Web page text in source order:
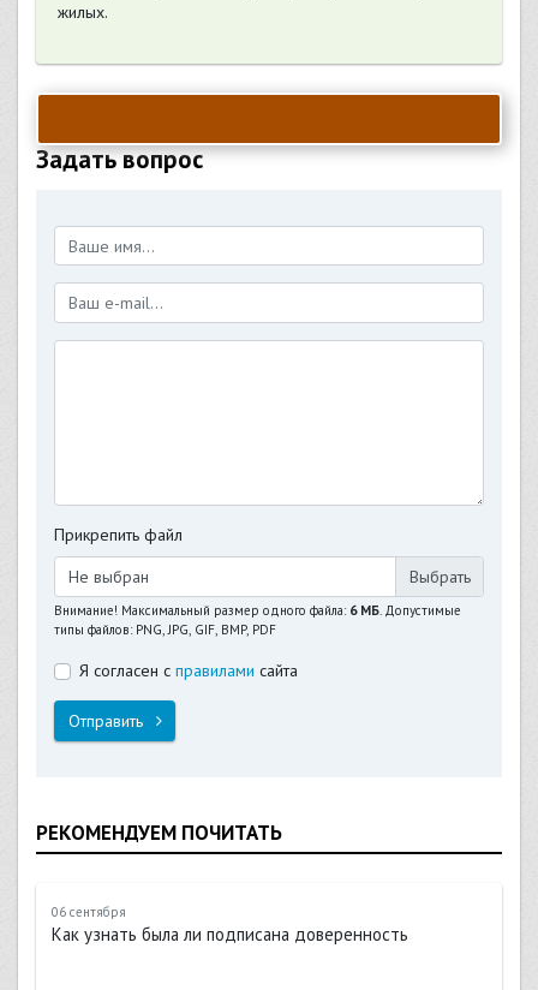
жилых.
Задать вопрос
Прикрепить файл
Не выбран
Внимание! Максимальный размер одного файла: 6 МБ. Допустимые
типы файлов: PNG, JPG, GIF, BMP, PDF
Я согласен с правилами сайта
Отправить
РЕКОМЕНДУЕМ ПОЧИТАТЬ
06 сентября
Как узнать была ли подписана доверенность